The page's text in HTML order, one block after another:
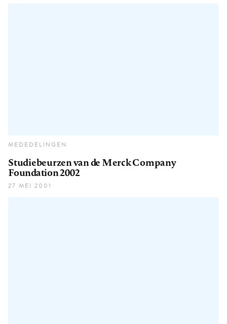
MEDEDELINGEN
Studiebeurzen van de Merck Company
Foundation 2002
27 MEI 2001